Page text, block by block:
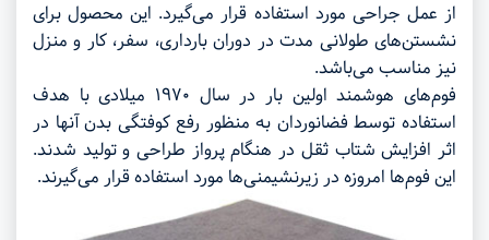
از عمل جراحی مورد استفاده قرار می‌گیرد. این محصول برای
نشستن‌های طولانی مدت در دوران بارداری، سفر، کار و منزل
نیز مناسب می‌باشد.
فوم‌های هوشمند اولین بار در سال ۱۹۷۰ میلادی با هدف
استفاده توسط فضانوردان به منظور رفع کوفتگی بدن آنها در
اثر افزایش شتاب ثقل در هنگام پرواز طراحی و تولید شدند.
این فوم‌ها امروزه در زیرنشیمنی‌ها مورد استفاده قرار می‌گیرند.